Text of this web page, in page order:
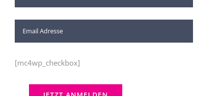
[mc4wp_checkbox]